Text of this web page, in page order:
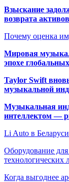
Взыскание
возврата активов
Почему оценка
Мировая
эпохе
Taylor Swift
музыкальной
Музыкальная
интеллектом —
Li Auto в
Оборудование
технологических
Когда выгоднее